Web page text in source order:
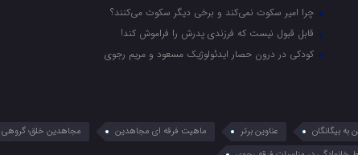
چرا امیر سکوت نمی‌کند و برخی دیگر سکوت می‌کنند؟
قابل قبول نیست که فرزندی پدرش را فراموش کند!
کودکی در درون حصار ایدئولوژیک مسعود و مریم رجوی
بیگانگان عناوین برتر ماهیت فرقه ای مجاهدین مجاهدین خلق؛ گروهی